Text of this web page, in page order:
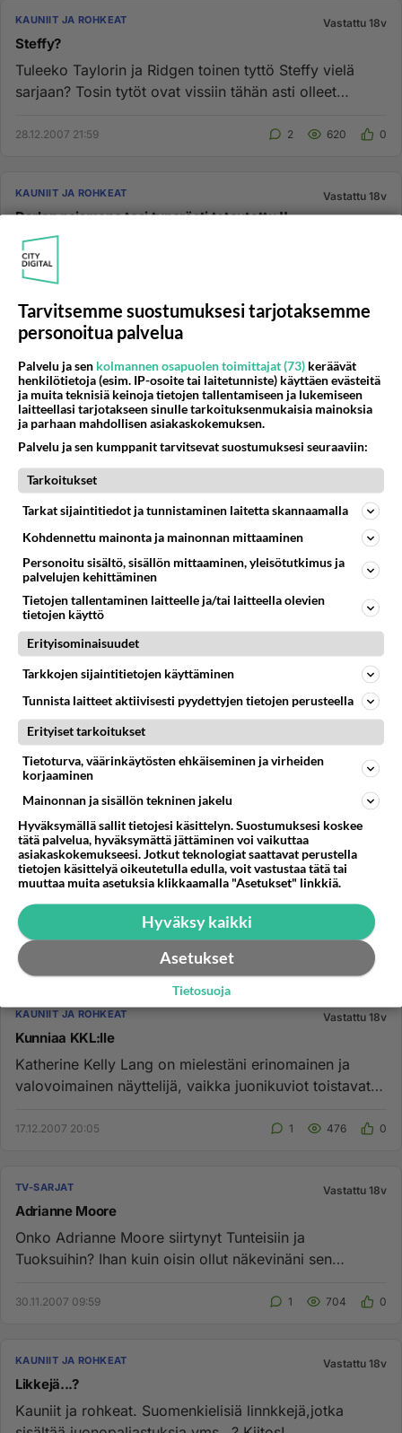
KAUNIIT JA ROHKEAT Vastattu 18v
Steffy?
Tuleeko Taylorin ja Ridgen toinen tyttö Steffy vielä
sarjaan? Tosin tytöt ovat vissiin tähän asti olleet
28.12.2007 21:59 2 620 0
KAUNIIT JA ROHKEAT Vastattu 18v
Darlan poismeno tosi typerästi toteutettu !!
Mitähän ihmiset oikeasti tekisivät, jos läheinen makaa
sairaalassa letkuissa ja yhtäkkiä monitori rupeaa
näyttämään viiv...
29.12.2007 19:07 3 829
TV JA RADIO Vastattu 18v
Ei kai Taylor joudu vankilaan?!
Darlan kuolema oli traaginen onnettomuus. Tosin en
nähnyt juuri sitä jaksoa mutta eikö sumu ollut sakea ja
27.12.2007 17:35
KAUNIIT JA ROHKEAT Vastattu 18v
spoiler
kun on jäänyt tien viereen autonsa kanssa, darla tulee
apuun ja myöhem...
20.12.2007 17:28 1 619 0
KAUNIIT JA ROHKEAT Vastattu 18v
Kunniaa KKL:lle
Katherine Kelly Lang on mielestäni erinomainen ja
valovoimainen näyttelijä, vaikka juonikuviot toistavat
17.12.2007 20:05 1 476 0
TV-SARJAT Vastattu 18v
Adrianne Moore
Onko Adrianne Moore siirtynyt Tunteisiin ja
Tuoksuihin? Ihan kuin oisin ollut näkevinäni sen
30.11.2007 09:59 1 704 0
KAUNIIT JA ROHKEAT Vastattu 18v
Likkejä...?
Kauniit ja rohkeat. Suomenkielisiä linnkkejä,jotka
Tarvitsemme suostumuksesi tarjotaksemme
personoitua palvelua
Palvelu ja sen kolmannen osapuolen toimittajat (73) keräävät
henkilötietoja (esim. IP-osoite tai laitetunniste) käyttäen evästeitä
ja muita teknisiä keinoja tietojen tallentamiseen ja lukemiseen
laitteellasi tarjotakseen sinulle tarkoituksenmukaisia mainoksia
ja parhaan mahdollisen asiakaskokemuksen.
Palvelu ja sen kumppanit tarvitsevat suostumuksesi seuraaviin:
Tarkoitukset
Tarkat sijaintitiedot ja tunnistaminen laitetta skannaamalla
Kohdennettu mainonta ja mainonnan mittaaminen
Personoitu sisältö, sisällön mittaaminen, yleisötutkimus ja
palvelujen kehittäminen
Tietojen tallentaminen laitteelle ja/tai laitteella olevien
tietojen käyttö
Erityisominaisuudet
Tarkkojen sijaintitietojen käyttäminen
Tunnista laitteet aktiivisesti pyydettyjen tietojen perusteella
Erityiset tarkoitukset
Tietoturva, väärinkäytösten ehkäiseminen ja virheiden
korjaaminen
Mainonnan ja sisällön tekninen jakelu
Hyväksymällä sallit tietojesi käsittelyn. Suostumuksesi koskee
tätä palvelua, hyväksymättä jättäminen voi vaikuttaa
asiakaskokemukseesi. Jotkut teknologiat saattavat perustella
tietojen käsittelyä oikeutetulla edulla, voit vastustaa tätä tai
muuttaa muita asetuksia klikkaamalla "Asetukset" linkkiä.
Hyväksy kaikki
Asetukset
Tietosuoja